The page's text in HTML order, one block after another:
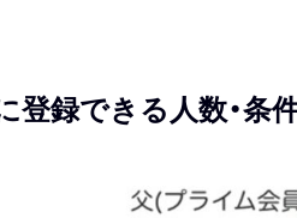
登録できる人数・条